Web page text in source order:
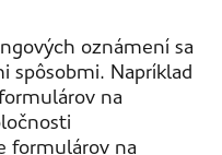
oznámení sa
spôsobmi. Napríklad
na
formulárov na